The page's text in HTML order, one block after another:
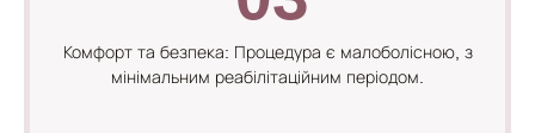
Комфорт та безпека: Процедура є малоболісною, з
мінімальним реабілітаційним періодом.